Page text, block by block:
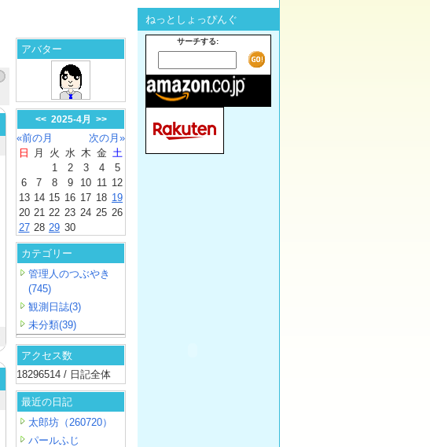
アバター
<< 2025-4月 >>
«前の月
次の月»
日
月 火 水 木 金 土
1
2 3 4
5
6
7 8 9 10 11 12
13 14 15 16 17 18 19
20 21 22 23 24 25 26
27 28 29 30
カテゴリー
管理人のつぶやき
(745)
観測日誌(3)
未分類(39)
アクセス数
18296514 / 日記全体
最近の日記
太郎坊（260720）
パールふじ
ねっとしょっぴんぐ
サーチする: